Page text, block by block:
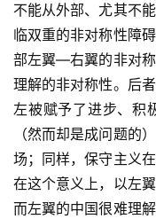
不能从外部、尤其不
临双重的非对称性障
部左翼—右翼的非对
理解的非对称性。后
左被赋予了进步、积
（然而却是成问题的
场；同样，保守主义
在这个意义上，以左
而左翼的中国很难理